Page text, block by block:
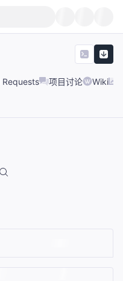
Requests 项目讨论 Wiki